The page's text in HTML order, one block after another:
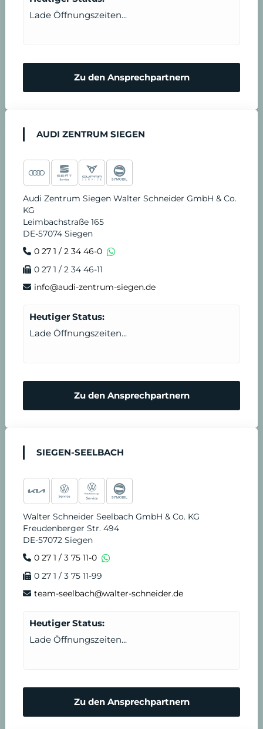
r
Lade Öffnungszeiten...
Zu den Ansprechpartnern
AUDI ZENTRUM SIEGEN
Audi Zentrum Siegen Walter Schneider GmbH & Co.
KG
Leimbachstraße 165
DE-57074 Siegen
0 27 1 / 2 34 46-0
0 27 1 / 2 34 46-11
info@audi-zentrum-siegen.de
Heutiger Status:
Lade Öffnungszeiten...
Zu den Ansprechpartnern
SIEGEN-SEELBACH
Walter Schneider Seelbach GmbH & Co. KG
Freudenberger Str. 494
DE-57072 Siegen
0 27 1 / 3 75 11-0
0 27 1 / 3 75 11-99
team-seelbach@walter-schneider.de
Heutiger Status:
Lade Öffnungszeiten...
Zu den Ansprechpartnern